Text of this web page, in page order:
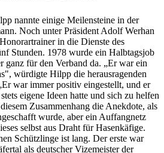
nannte einige Meilensteine in der
Noch unter Präsident Adolf Werhan
in die Dienste des
Stunden. 1978 wurde ein Halbtagsjob
ganz für den Verband da. „Er war ein
würdigte Hilpp die herausragenden
war immer positiv eingestellt, und er
eigene Ideen hatte und sich zu helfen
Zusammenhang die Anekdote, als
wurde, aber ein Auffangnetz
selbst aus Draht für Hasenkäfige.
Schützlinge ist lang. Der erste war
als deutscher Vizemeister der